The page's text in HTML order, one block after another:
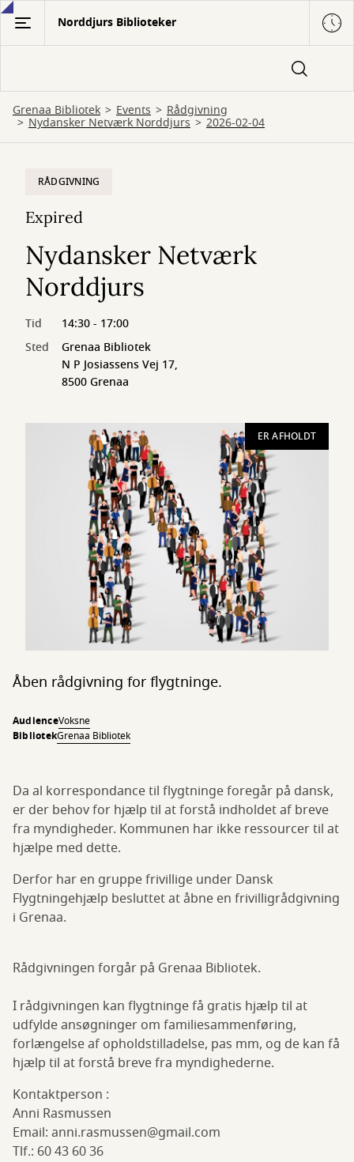
Gå
hovedindhold
Norddjurs Biblioteker
Grenaa Bibliotek Events Rådgivning
Nydansker Netværk Norddjurs 2026-02-04
ER AFHOLDT
RÅDGIVNING
Expired
Nydansker Netværk
Norddjurs
Tid
14:30 - 17:00
Sted
Grenaa Bibliotek
N P Josiassens Vej 17,
8500 Grenaa
Åben rådgivning for flygtninge.
AudienceVoksne
BibliotekGrenaa Bibliotek
Da al korrespondance til flygtninge foregår på dansk,
er der behov for hjælp til at forstå indholdet af breve
fra myndigheder. Kommunen har ikke ressourcer til at
hjælpe med dette.
Derfor har en gruppe frivillige under Dansk
Flygtningehjælp besluttet at åbne en frivilligrådgivning
i Grenaa.
Rådgivningen forgår på Grenaa Bibliotek.
I rådgivningen kan flygtninge få gratis hjælp til at
udfylde ansøgninger om familiesammenføring,
forlængelse af opholdstilladelse, pas mm, og de kan få
hjælp til at forstå breve fra myndighederne.
Kontaktperson :
Anni Rasmussen
Email: anni.rasmussen@gmail.com
Tlf.: 60 43 60 36